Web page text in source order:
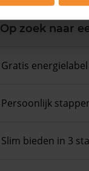
Op zoek naar
Gratis
Persoonlijk
Slim bieden in 3